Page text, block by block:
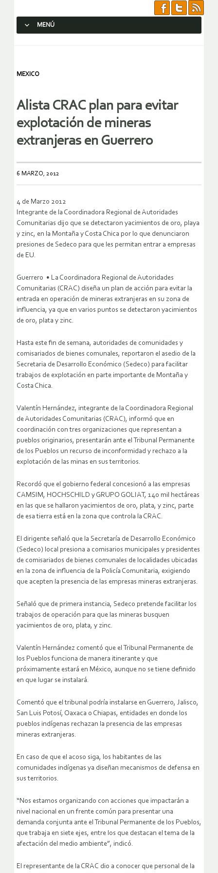
MENÚ
MEXICO
Alista CRAC plan para evitar
explotación de mineras
extranjeras en Guerrero
6 MARZO, 2012
4 de Marzo 2012
Integrante de la Coordinadora Regional de Autoridades
Comunitarias dijo que se detectaron yacimientos de oro, playa
y zinc, en la Montaña y Costa Chica por lo que denunciaron
presiones de Sedeco para que les permitan entrar a empresas
de EU.
Guerrero • La Coordinadora Regional de Autoridades
Comunitarias (CRAC) diseña un plan de acción para evitar la
entrada en operación de mineras extranjeras en su zona de
influencia, ya que en varios puntos se detectaron yacimientos
de oro, plata y zinc.
Hasta este fin de semana, autoridades de comunidades y
comisariados de bienes comunales, reportaron el asedio de la
Secretaria de Desarrollo Económico (Sedeco) para facilitar
trabajos de explotación en parte importante de Montaña y
Costa Chica.
Valentín Hernández, integrante de la Coordinadora Regional
de Autoridades Comunitarias (CRAC), informó que en
coordinación con tres organizaciones que representan a
pueblos originarios, presentarán ante el Tribunal Permanente
de los Pueblos un recurso de inconformidad y rechazo a la
explotación de las minas en sus territorios.
Recordó que el gobierno federal concesionó a las empresas
CAMSIM, HOCHSCHILD y GRUPO GOLIAT, 140 mil hectáreas
en las que se hallaron yacimientos de oro, plata, y zinc, parte
de esa tierra está en la zona que controla la CRAC.
El dirigente señaló que la Secretaría de Desarrollo Económico
(Sedeco) local presiona a comisarios municipales y presidentes
de comisariados de bienes comunales de localidades ubicadas
en la zona de influencia de la Policía Comunitaria, exigiendo
que acepten la presencia de las empresas mineras extranjeras.
Señaló que de primera instancia, Sedeco pretende facilitar los
trabajos de operación para que las mineras busquen
yacimientos de oro, plata, y zinc.
Valentín Hernández comentó que el Tribunal Permanente de
los Pueblos funciona de manera itinerante y que
próximamente estará en México, aunque no se tiene definido
en que lugar se instalará.
Comentó que el tribunal podría instalarse en Guerrero, Jalisco,
San Luis Potosí, Oaxaca o Chiapas, entidades en donde los
pueblos indígenas rechazan la presencia de las empresas
mineras extranjeras.
En caso de que el acoso siga, los habitantes de las
comunidades indígenas ya diseñan mecanismos de defensa en
sus territorios.
“Nos estamos organizando con acciones que impactarán a
nivel nacional en un frente común para presentar una
demanda conjunta ante el Tribunal Permanente de los Pueblos,
que trabaja en siete ejes, entre los que destacan el tema de la
afectación del medio ambiente”, indicó.
El representante de la CRAC dio a conocer que personal de la